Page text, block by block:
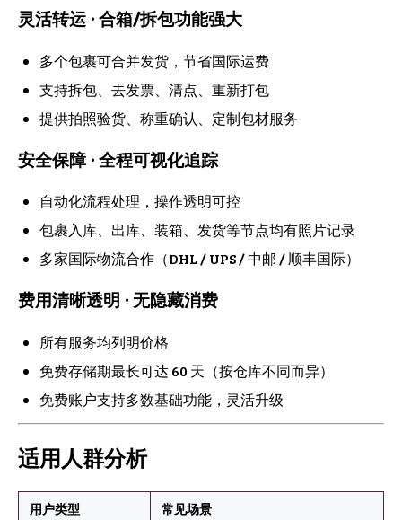
灵活转运 · 合箱/拆包功能强大
多个包裹可合并发货，节省国际运费
支持拆包、去发票、清点、重新打包
提供拍照验货、称重确认、定制包材服务
安全保障 · 全程可视化追踪
自动化流程处理，操作透明可控
包裹入库、出库、装箱、发货等节点均有照片记录
多家国际物流合作（DHL / UPS / 中邮 / 顺丰国际）
费用清晰透明 · 无隐藏消费
所有服务均列明价格
免费存储期最长可达 60 天（按仓库不同而异）
免费账户支持多数基础功能，灵活升级
适用人群分析
用户类型 常见场景